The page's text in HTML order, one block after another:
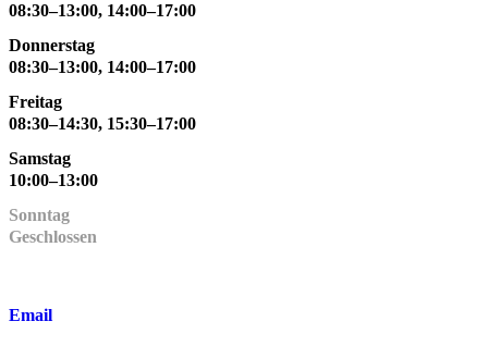
08:30–13:00, 14:00–17:00
Donnerstag
08:30–13:00, 14:00–17:00
Freitag
08:30–14:30, 15:30–17:00
Samstag
10:00–13:00
Sonntag
Geschlossen
Email